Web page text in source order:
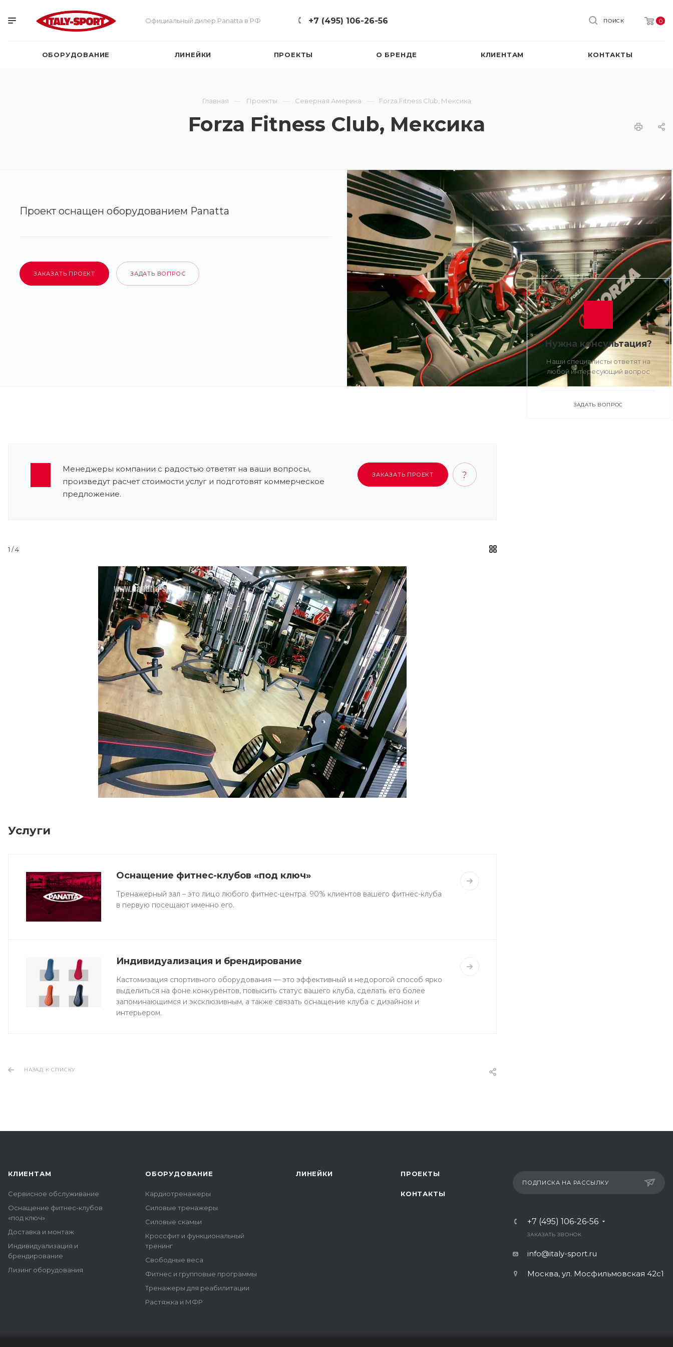
Официальный дилер Panatta в РФ +7 (495) 106-26-56 0
ПОИСК
ОБОРУДОВАНИЕ ЛИНЕЙКИ ПРОЕКТЫ О БРЕНДЕ КЛИЕНТАМ КОНТАКТЫ
Главная Проекты Северная Америка Forza Fitness Club, Мексика
Forza Fitness Club, Мексика
Проект оснащен оборудованием Panatta
ЗАКАЗАТЬ ПРОЕКТ ЗАДАТЬ ВОПРОС
Нужна консультация?
Наши специалисты ответят на
любой интересующий вопрос
ЗАДАТЬ ВОПРОС
Менеджеры компании с радостью ответят на ваши вопросы,
произведут расчет стоимости услуг и подготовят коммерческое
предложение.
ЗАКАЗАТЬ ПРОЕКТ
1 / 4
Услуги
Оснащение фитнес-клубов «под ключ»
Тренажерный зал – это лицо любого фитнес-центра. 90% клиентов вашего фитнес-клуба
в первую посещают именно его.
Индивидуализация и брендирование
Кастомизация спортивного оборудования — это эффективный и недорогой способ ярко
выделиться на фоне конкурентов, повысить статус вашего клуба, сделать его более
запоминающимся и эксклюзивным, а также связать оснащение клуба с дизайном и
интерьером.
НАЗАД К СПИСКУ
КЛИЕНТАМ
Сервисное обслуживание
Оснащение фитнес-клубов
«под ключ»
Доставка и монтаж
Индивидуализация и
брендирование
Лизинг оборудования
ОБОРУДОВАНИЕ
Кардиотренажеры
Силовые тренажеры
Силовые скамьи
Кроссфит и функциональный
тренинг
Свободные веса
Фитнес и групповые программы
Тренажеры для реабилитации
Растяжка и МФР
ЛИНЕЙКИ ПРОЕКТЫ
КОНТАКТЫ
ПОДПИСКА НА РАССЫЛКУ
+7 (495) 106-26-56
ЗАКАЗАТЬ ЗВОНОК
info@italy-sport.ru
Москва, ул. Мосфильмовская 42с1